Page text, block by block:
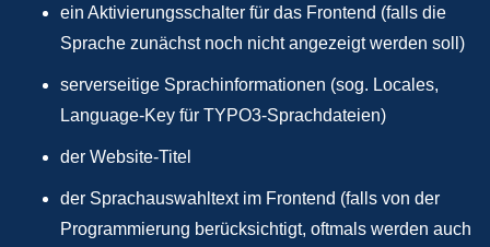
ein Aktivierungsschalter für das Frontend (falls die
Sprache zunächst noch nicht angezeigt werden soll)
serverseitige Sprachinformationen (sog. Locales,
Language-Key für TYPO3-Sprachdateien)
der Website-Titel
der Sprachauswahltext im Frontend (falls von der
Programmierung berücksichtigt, oftmals werden auch